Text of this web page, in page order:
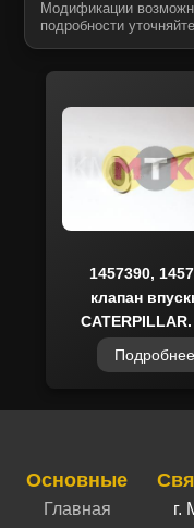
Запчасти MCP
соотношение
контролем на
подходят для
включая
бесперебойную
позволяет
расходы и
Купить
отгрузкой.
строительной,
техники.
Модификации
подробности
1457390,
клапан
Подробнее
Основные
Главная
г.